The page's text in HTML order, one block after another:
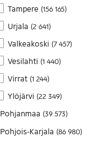
Tampere (156 165)
Urjala (2 641)
Valkeakoski (7 457)
Vesilahti (1 440)
Virrat (1 244)
Ylöjärvi (22 349)
Pohjanmaa (39 573)
Pohjois-Karjala (86 980)